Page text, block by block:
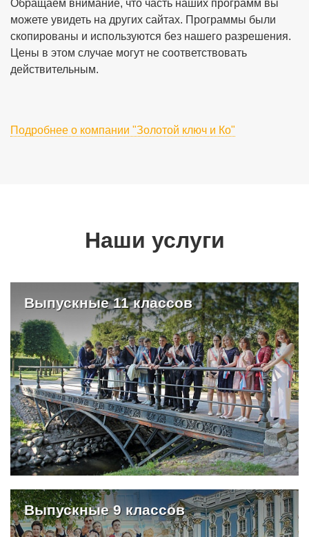
Обращаем внимание, что часть наших программ вы
можете увидеть на других сайтах. Программы были
скопированы и используются без нашего разрешения.
Цены в этом случае могут не соответствовать
действительным.
Подробнее о компании "Золотой ключ и Ко"
Наши услуги
Выпускные 11 классов
Выпускные 9 классов